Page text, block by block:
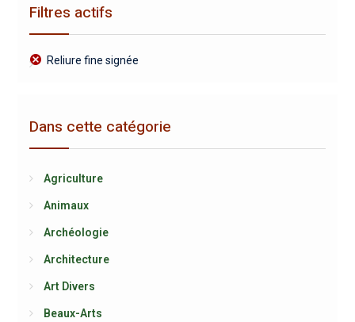
Filtres actifs
Reliure fine signée
Dans cette catégorie
Agriculture
Animaux
Archéologie
Architecture
Art Divers
Beaux-Arts